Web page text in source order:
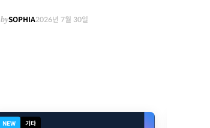
bySOPHIA2026년 7월 30일
NEW 기타